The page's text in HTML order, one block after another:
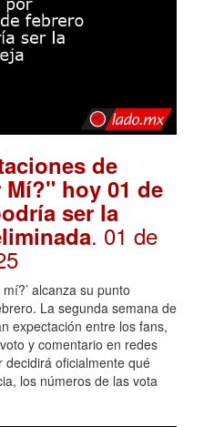
de
hoy 01 de
ser la
. 01 de
alcanza su punto
La segunda semana de
expectación entre los fans,
y comentario en redes
decidirá oficialmente qué
los números de las vota